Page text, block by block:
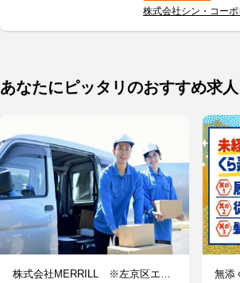
株式会社シン・コー
あなたにピッタリのおすすめ求人
株式会社MERRILL ※左京区エリア 無添